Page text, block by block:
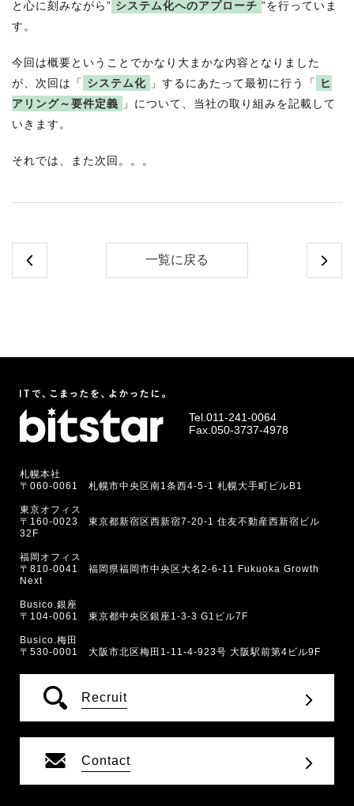
と心に刻みながら” システム化へのアプローチ ”を行っていま
す。
今回は概要ということでかなり大まかな内容となりました
が、次回は「 システム化 」するにあたって最初に行う「
ヒ
アリング～要件定義
」について、当社の取り組みを記載して
いきます。
それでは、また次回。。。
一覧に戻る
Tel.011-241-0064
Fax.050-3737-4978
札幌本社
〒060-0061 札幌市中央区南1条西4-5-1 札幌大手町ビルB1
東京オフィス
〒160-0023 東京都新宿区西新宿7-20-1 住友不動産西新宿ビル
32F
福岡オフィス
〒810-0041 福岡県福岡市中央区大名2-6-11 Fukuoka Growth
Next
Busico.銀座
〒104-0061 東京都中央区銀座1-3-3 G1ビル7F
Busico.梅田
〒530-0001 大阪市北区梅田1-11-4-923号 大阪駅前第4ビル9F
Recruit
Contact